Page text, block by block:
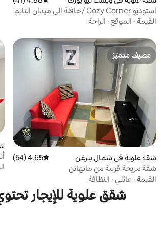
استوديو Cozy Corner /حافلة إلى ميدان التايم
القيمة · الموقع · الراحة
مضيف متميّز
مضيف متميّز
شقة علوية في شمال بيرغن متوسط التقييم 4.65 من 5، 54 مراجعات
4.65 (54)
شقة مريحة قريبة من مانهاتن
القيمة · عائلي · النظافة
شقق علوية للإيجار